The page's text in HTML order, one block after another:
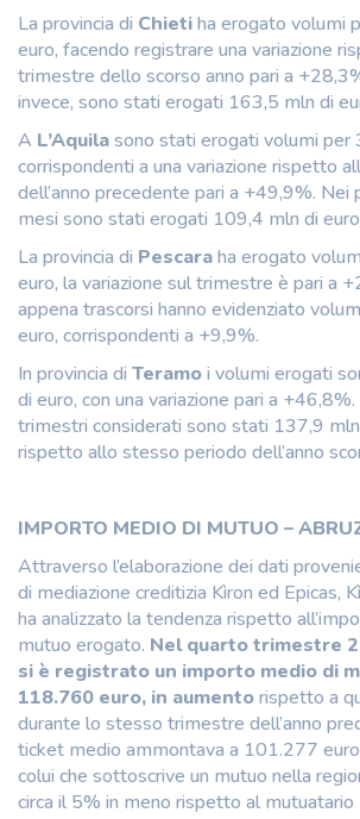
La provincia di Chietiha erogato volumi
euro, facendo registrare una variazione
trimestre dello scorso anno pari a
invece, sono stati erogati 163,5 mln di
A L’Aquilasono stati erogati volumi per
corrispondenti a una variazione rispetto
dell’anno precedente pari a +49,9%. Nei
mesi sono stati erogati 109,4 mln di
La provincia di Pescaraha erogato
euro, la variazione sul trimestre è pari a
appena trascorsi hanno evidenziato
euro, corrispondenti a +9,9%.
In provincia di Teramoi volumi erogati
di euro, con una variazione pari a
trimestri considerati sono stati 137,9
rispetto allo stesso periodo dell’anno
IMPORTO MEDIO DI MUTUO –
Attraverso l’elaborazione dei dati
di mediazione creditizia Kìron ed Epicas,
ha analizzato la tendenza rispetto
mutuo erogato. Nel quarto trimestre
si è registrato un importo medio di
118.760 euro, in aumentorispetto a
durante lo stesso trimestre dell’anno
ticket medio ammontava a 101.277
colui che sottoscrive un mutuo nella
circa il 5% in meno rispetto al mutuatario